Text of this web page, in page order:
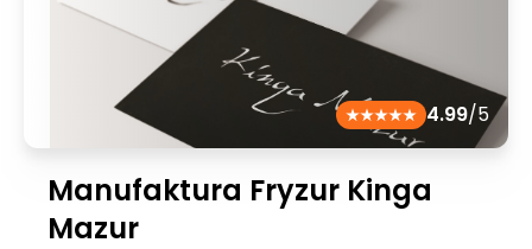
4.99/5
Manufaktura Fryzur Kinga
Mazur